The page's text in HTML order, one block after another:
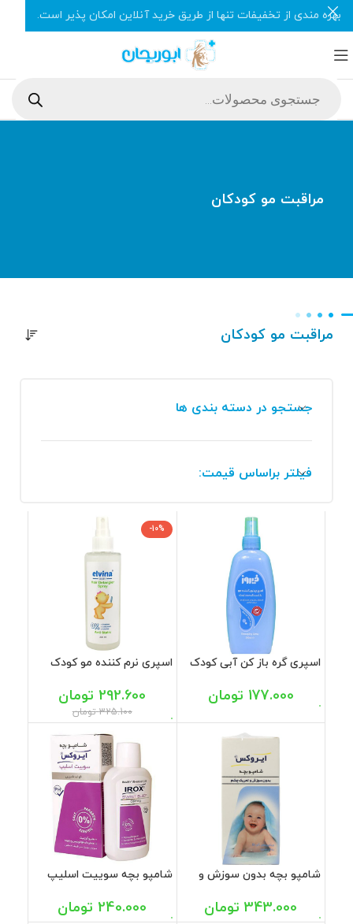
مراقبت مو کودکان
مراقبت مو کودکان
جستجو در دسته بندی ها
فیلتر براساس قیمت:
اسپری گره باز کن آبی کودک
177.000 تومان
-10%
اسپری نرم کننده مو کودک
325.100 تومان
292.600 تومان
شامپو بچه بدون سوزش و
343.000 تومان
شامپو بچه سوییت اسلیپ
240.000 تومان
بهره مندی از تخفیفات تنها از طریق خرید آنلاین امکان پذیر است.